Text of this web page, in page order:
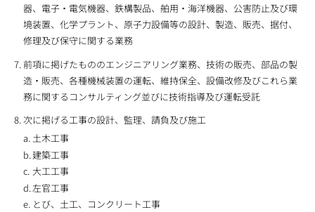
器、電子・電気機器、鉄構製品、舶用・海洋機器、公害防止及び環
境装置、化学プラント、原子力設備等の設計、製造、販売、据付、
修理及び保守に関する業務
前項に掲げたもののエンジニアリング業務、技術の販売、部品の製
造・販売、各種機械装置の運転、維持保全、設備改修及びこれら業
務に関するコンサルティング並びに技術指導及び運転受託
次に掲げる工事の設計、監理、請負及び施工
土木工事
建築工事
大工工事
左官工事
とび、土工、コンクリート工事